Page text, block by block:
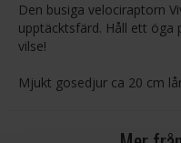
Den busiga velociraptorn
upptäcktsfärd. Håll ett öga
vilse!
Mjukt gosedjur ca 20 cm